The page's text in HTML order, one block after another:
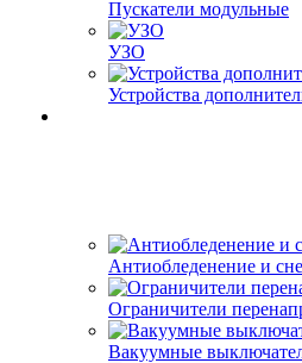
Пускатели модульные
УЗО
Устройства
Антиобледенение и
Ограничители
Вакуумные